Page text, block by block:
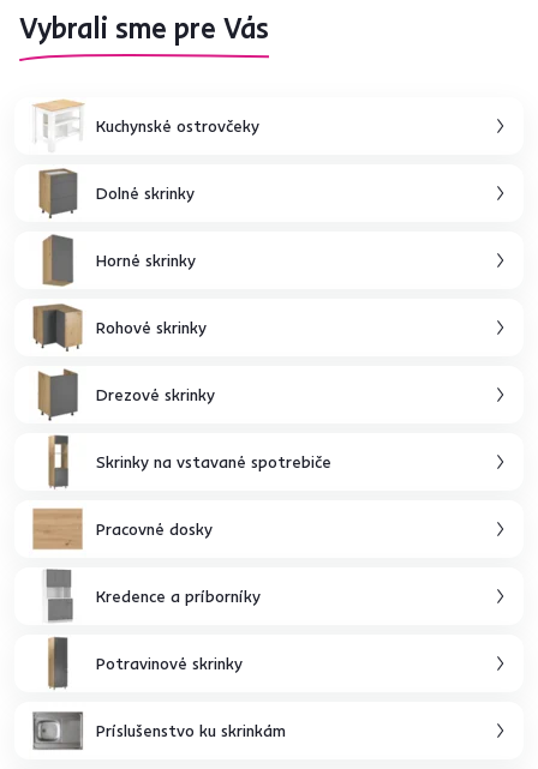
Vybrali sme pre Vás
Kuchynské ostrovčeky
Dolné skrinky
Horné skrinky
Rohové skrinky
Drezové skrinky
Skrinky na vstavané spotrebiče
Pracovné dosky
Kredence a príborníky
Potravinové skrinky
Príslušenstvo ku skrinkám